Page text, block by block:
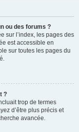
ou des forums ?
sur l’index, les pages des
est accessible en
sur toutes les pages du
?
trop de termes
d’être plus précis et
avancée.